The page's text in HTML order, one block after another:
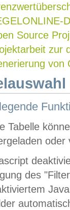
Source
zur
von
Tabelle
oder
des